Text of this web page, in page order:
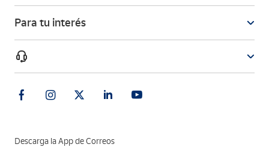
Para tu interés
Descarga la App de Correos